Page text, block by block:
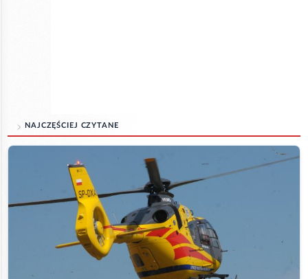
NAJCZĘŚCIEJ CZYTANE